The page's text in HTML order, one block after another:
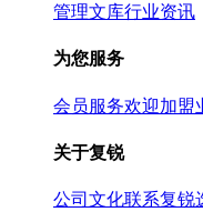
管理文库行业资讯
为您服务
会员服务欢迎加盟
关于复锐
公司文化联系复锐